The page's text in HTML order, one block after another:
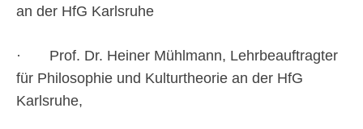
an der HfG Karlsruhe
· Prof. Dr. Heiner Mühlmann, Lehrbeauftragter
für Philosophie und Kulturtheorie an der HfG
Karlsruhe,